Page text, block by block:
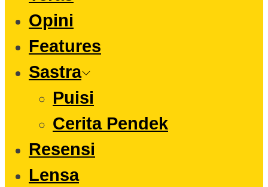
Opini
Features
Sastra
Puisi
Cerita Pendek
Resensi
Lensa